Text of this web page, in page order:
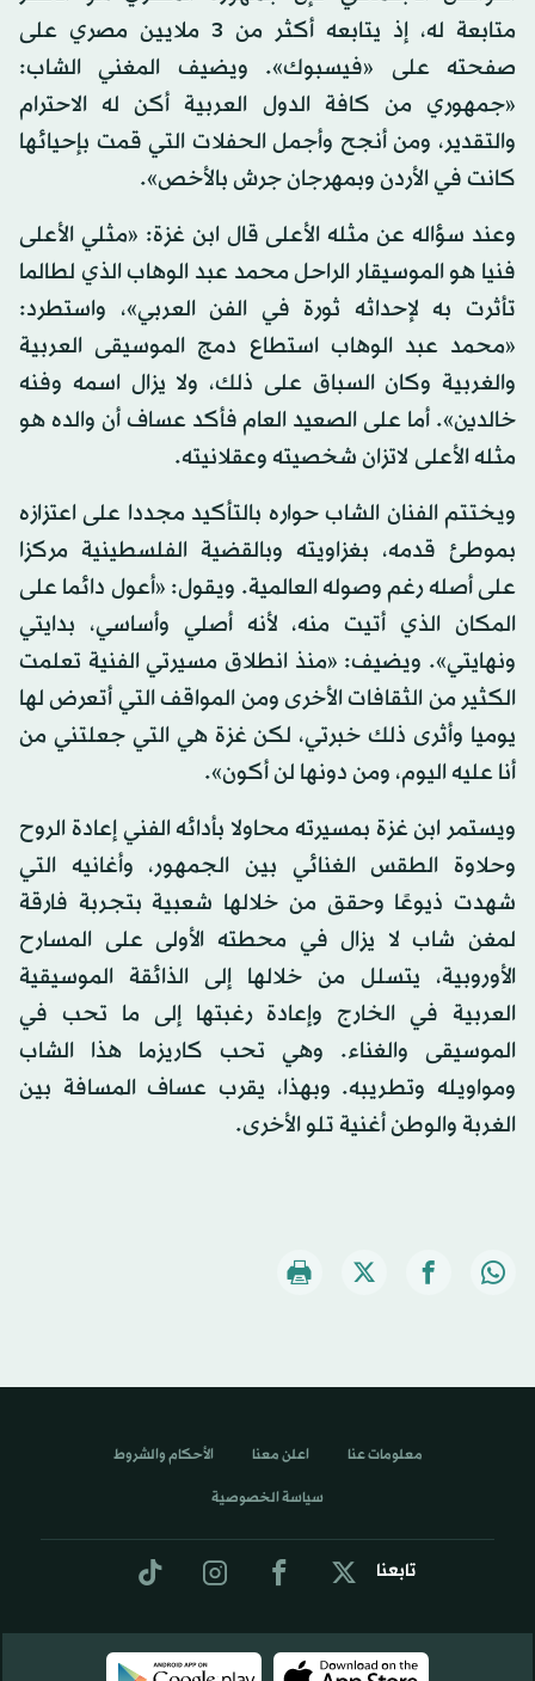
متابعة له، إذ يتابعه أكثر من 3 ملايين مصري على
صفحته على «فيسبوك». ويضيف المغني الشاب:
«جمهوري من كافة الدول العربية أكن له الاحترام
والتقدير، ومن أنجح وأجمل الحفلات التي قمت بإحيائها
كانت في الأردن وبمهرجان جرش بالأخص».
وعند سؤاله عن مثله الأعلى قال ابن غزة: «مثلي الأعلى
فنيا هو الموسيقار الراحل محمد عبد الوهاب الذي لطالما
تأثرت به لإحداثه ثورة في الفن العربي»، واستطرد:
«محمد عبد الوهاب استطاع دمج الموسيقى العربية
والغربية وكان السباق على ذلك، ولا يزال اسمه وفنه
خالدين». أما على الصعيد العام فأكد عساف أن والده هو
مثله الأعلى لاتزان شخصيته وعقلانيته.
ويختتم الفنان الشاب حواره بالتأكيد مجددا على اعتزازه
بموطئ قدمه، بغزاويته وبالقضية الفلسطينية مركزا
على أصله رغم وصوله العالمية. ويقول: «أعول دائما على
المكان الذي أتيت منه، لأنه أصلي وأساسي، بدايتي
ونهايتي». ويضيف: «منذ انطلاق مسيرتي الفنية تعلمت
الكثير من الثقافات الأخرى ومن المواقف التي أتعرض لها
يوميا وأثرى ذلك خبرتي، لكن غزة هي التي جعلتني من
أنا عليه اليوم، ومن دونها لن أكون».
ويستمر ابن غزة بمسيرته محاولا بأدائه الفني إعادة الروح
وحلاوة الطقس الغنائي بين الجمهور، وأغانيه التي
شهدت ذيوعًا وحقق من خلالها شعبية بتجربة فارقة
لمغن شاب لا يزال في محطته الأولى على المسارح
الأوروبية، يتسلل من خلالها إلى الذائقة الموسيقية
العربية في الخارج وإعادة رغبتها إلى ما تحب في
الموسيقى والغناء. وهي تحب كاريزما هذا الشاب
ومواويله وتطريبه. وبهذا، يقرب عساف المسافة بين
الغربة والوطن أغنية تلو الأخرى.
تابعنا
معلومات عنا اعلن معنا الأحكام والشروط
سياسة الخصوصية